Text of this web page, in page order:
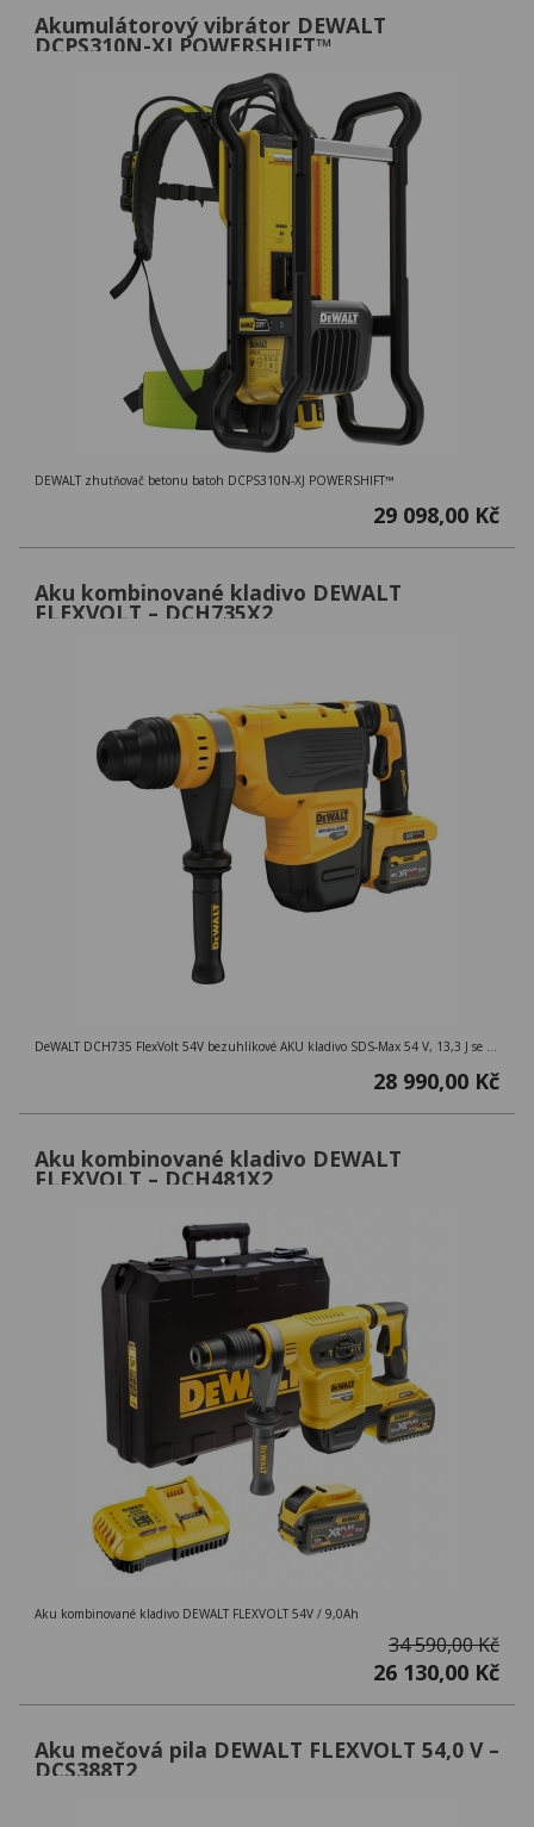
Akumulátorový vibrátor DEWALT
DCPS310N-XJ POWERSHIFT™
DEWALT zhutňovač betonu batoh DCPS310N-XJ POWERSHIFT™
29 098,00 Kč
Aku kombinované kladivo DEWALT
FLEXVOLT – DCH735X2
DeWALT DCH735 FlexVolt 54V bezuhlíkové AKU kladivo SDS-Max 54 V, 13,3 J se 2 akumulátory 9Ah a kufrem Tstak Řada strojů DEWALT 54 V XR FLEXVOLT
28 990,00 Kč
Aku kombinované kladivo DEWALT
FLEXVOLT – DCH481X2
Aku kombinované kladivo DEWALT FLEXVOLT 54V / 9,0Ah
34 590,00 Kč
26 130,00 Kč
Aku mečová pila DEWALT FLEXVOLT 54,0 V –
DCS388T2